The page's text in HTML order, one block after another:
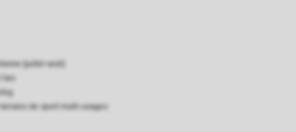
(juillet-août)
l'arc
terrains de sport multi-usages